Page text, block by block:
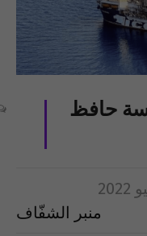
حافظ
منبر الشفّاف